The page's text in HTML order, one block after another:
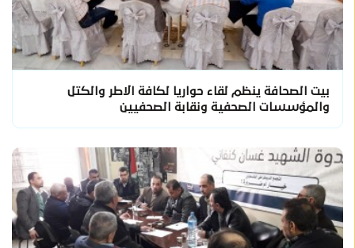
بيت الصحافة ينظم لقاء حواريا لكافة الاطر والكتل
والمؤسسات الصحفية ونقابة الصحفيين